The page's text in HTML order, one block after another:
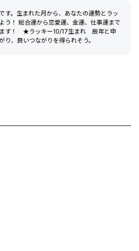
す。生まれた月から、あなたの運勢とラッ
う！ 総合運から恋愛運、金運、仕事運まで
ます！ ★ラッキー10/17生まれ 辰年と申
り、良いつながりを得られそう。